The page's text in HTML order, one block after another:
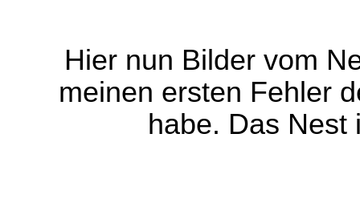
Hier nun Bilder vom
meinen ersten Fehler
habe. Das Nest